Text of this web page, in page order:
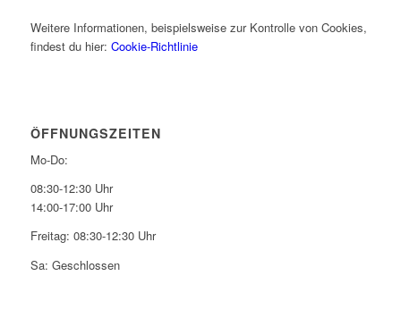
Weitere Informationen, beispielsweise zur Kontrolle von Cookies,
findest du hier: Cookie-Richtlinie
ÖFFNUNGSZEITEN
Mo-Do:
08:30-12:30 Uhr
14:00-17:00 Uhr
Freitag: 08:30-12:30 Uhr
Sa: Geschlossen